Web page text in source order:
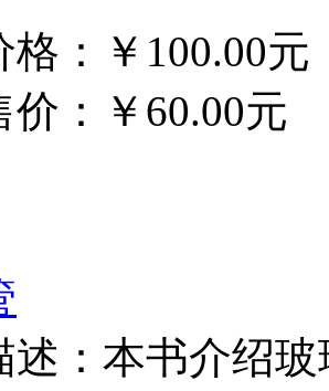
：
￥100.00元
：
￥60.00元
述：本书介绍